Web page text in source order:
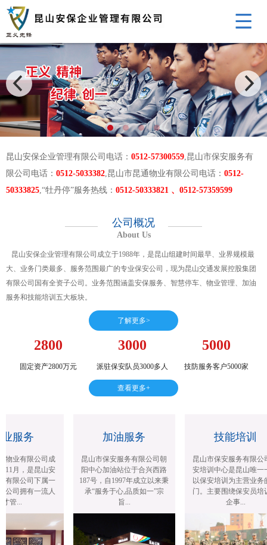
昆山安保企业管理有限公司电话： 0512-57300559,昆山市保安服务有
限公司电话： 0512-5033382,昆山市昆通物业有限公司电话： 0512-
50333825,“牡丹停”服务热线： 0512-50333821 、0512-57359599
公司概况
About Us
昆山安保企业管理有限公司成立于1988年，是昆山组建时间最早、业界规模最
大、业务门类最多、服务范围最广的专业保安公司，现为昆山交通发展控股集团
有限公司国有全资子公司。业务范围涵盖安保服务、智慧停车、物业管理、加油
服务和技能培训五大板块。
了解更多>
2800
固定资产2800万元
3000
派驻保安队员3000多人
5000
技防服务客户5000家
查看更多+
服务
业有限公司成
月，是昆山安
限公司下属一
司拥有一流人
管...
加油服务
昆山市保安服务有限公司朝
阳中心加油站位于合兴西路
187号，自1997年成立以来秉
承“服务于心,品质如一”宗
旨...
技能培训
昆山市保安服务有限公
安培训中心是昆山唯一
以保安培训为主营业务
门。主要围绕保安员培
企事...